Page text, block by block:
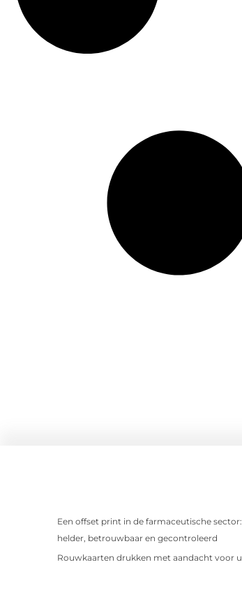
Een offset print in de farmaceutische sector:
helder, betrouwbaar en gecontroleerd
Rouwkaarten drukken met aandacht voor u